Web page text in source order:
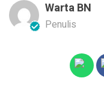
Warta BN
Penulis